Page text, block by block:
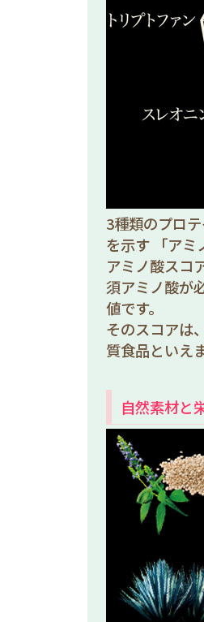
3種類のプロ
を示す 「アミ
アミノ酸スコ
須アミノ酸が
値です。
そのスコアは
質食品といえ
自然素材と